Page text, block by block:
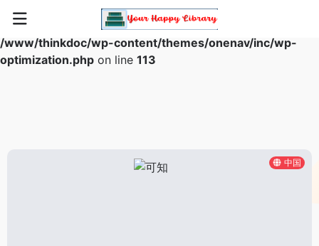
Warning
: Array to string conversion in
/www/thinkdoc/wp-content/themes/onenav/inc/wp-
optimization.php on line 113
中国